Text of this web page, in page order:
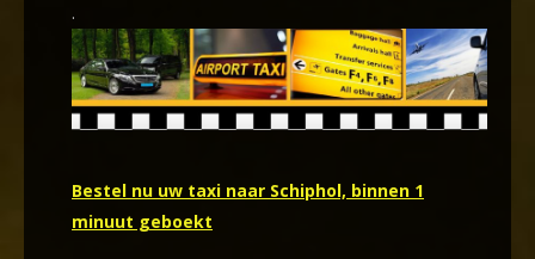
.
Bestel nu uw taxi naar Schiphol, binnen 1
minuut geboekt